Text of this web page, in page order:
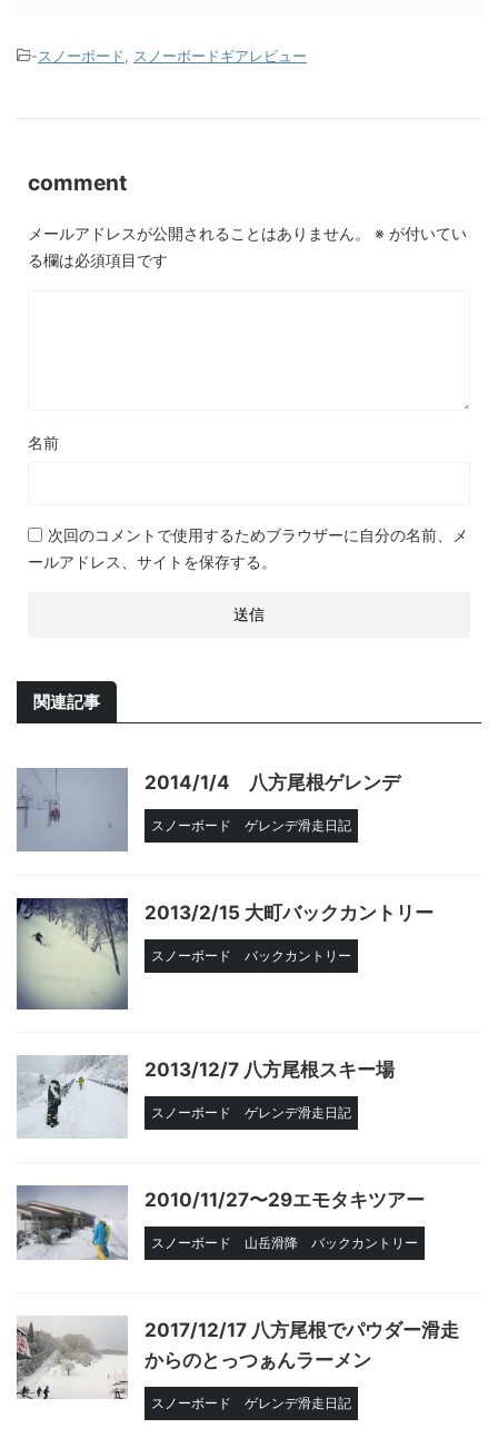
-スノーボード スノーボードギアレビュー
comment
メールアドレスが公開されることはありません。 ※ が付いてい
る欄は必須項目です
名前
次回のコメントで使用するためブラウザーに自分の名前、メ
ールアドレス、サイトを保存する。
関連記事
2014/1/4 八方尾根ゲレンデ
スノーボード ゲレンデ滑走日記
2013/2/15 大町バックカントリー
スノーボード バックカントリー
2013/12/7 八方尾根スキー場
スノーボード ゲレンデ滑走日記
2010/11/27〜29エモタキツアー
スノーボード 山岳滑降 バックカントリー
2017/12/17 八方尾根でパウダー滑走
からのとっつぁんラーメン
スノーボード ゲレンデ滑走日記